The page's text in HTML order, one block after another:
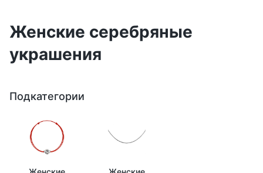
Женские серебряные
украшения
Подкатегории